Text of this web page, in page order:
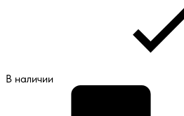
В наличии